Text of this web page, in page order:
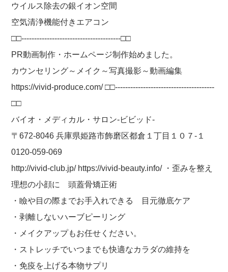
ウイルス除去の銀イオン空間
空気清浄機能付きエアコン
□□---------------------------------------□□
PR動画制作・ホームページ制作始めました。
カウンセリング～メイク～写真撮影～動画編集
https://vivid-produce.com/ □□---------------------------------------
□□
バイオ・メディカル・サロン-ビビッド-
〒672-8046 兵庫県姫路市飾磨区都倉１丁目１０７-１
0120-059-069
http://vivid-club.jp/ https://vivid-beauty.info/ ・歪みを整え
理想の小顔に 頭蓋骨矯正術
・瞼や目の際までお手入れできる 目元徹底ケア
・剥離しないハーブピーリング
・メイクアップもお任せください。
・ストレッチでいつまでも快適なカラダの維持を
・免疫を上げる本物サプリ